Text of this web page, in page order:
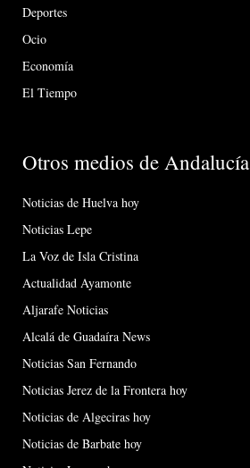
Deportes
Ocio
Economía
El Tiempo
Otros medios de Andalucía
Noticias de Huelva hoy
Noticias Lepe
La Voz de Isla Cristina
Actualidad Ayamonte
Aljarafe Noticias
Alcalá de Guadaíra News
Noticias San Fernando
Noticias Jerez de la Frontera hoy
Noticias de Algeciras hoy
Noticias de Barbate hoy